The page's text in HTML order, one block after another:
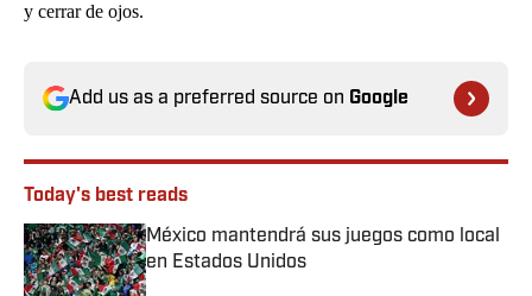
y cerrar de ojos.
Add us as a preferred source on Google
Today's best reads
México mantendrá sus juegos como local
en Estados Unidos
Published by on Invalid Date